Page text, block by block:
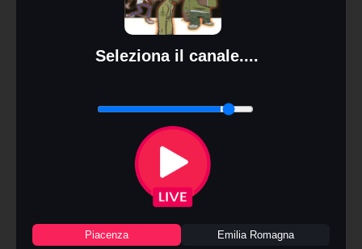
Seleziona il canale....
Piacenza Emilia Romagna